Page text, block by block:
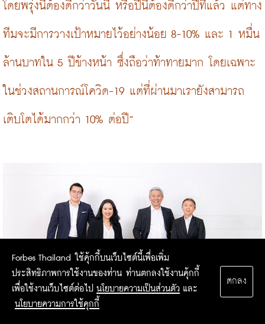
โดยพรุ่งนี้ต้องดีกว่าวันนี้ หรือปีนี้ต้องดีกว่าปีที่แล้ว แต่ทาง
ทีมจะมีการวางเป้าหมายไว้อย่างน้อย 8-10% และ 1 หมื่น
ล้านบาทใน 5 ปีข้างหน้า ซึ่งถือว่าท้าทายมาก โดยเฉพาะ
ในช่วงสถานการณ์โควิด-19 แต่ที่ผ่านมาเรายังสามารถ
เติบโตได้มากกว่า 10% ต่อปี”
Forbes Thailand ใช้คุ้กกี้บนเว็บไซต์นี้เพื่อเพิ่ม
ประสิทธิภาพการใช้งานของท่าน ท่านตกลงใช้งานคุ้กกี้
เพื่อใช้งานเว็บไซต์ต่อไป นโยบายความเป็นส่วนตัว และ
นโยบายความการใช้คุกกี้
ตกลง